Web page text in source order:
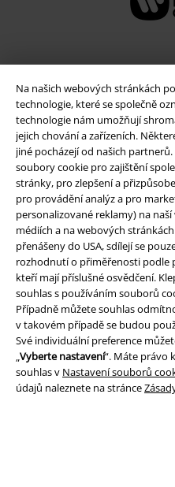
Na našich webových stránkách
technologie, které se společně
technologie nám umožňují
jejich chování a zařízeních.
jiné pocházejí od našich
soubory cookie pro zajištění
stránky, pro zlepšení a
pro provádění analýz a pro
personalizované reklamy) na
médiích a na webových
přenášeny do USA, sdílejí se
rozhodnutí o přiměřenosti podle
kteří mají příslušné osvědčení.
souhlas s používáním souborů
Případně můžete souhlas
v takovém případě se budou
Své individuální preference
„Vyberte nastavení“. Máte právo
souhlas v Nastavení souborů
údajů naleznete na stránce
Právní informace
Podmínky
Prohlášení
Ochrana osobních údajů
Likvidace odpadu a ochrana
Prohlášení o shodě
Informace o přístupnosti